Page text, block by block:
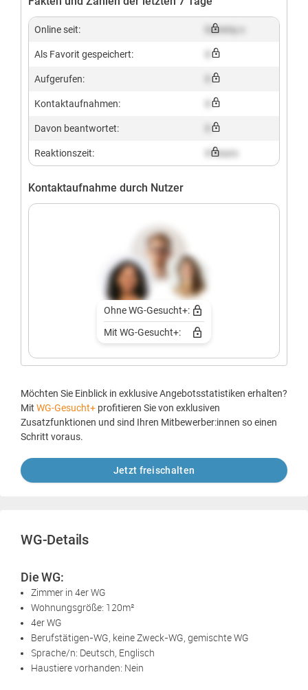
Online seit: Dummy x
Als Favorit gespeichert:
Aufgerufen:
Kontaktaufnahmen:
Davon beantwortet:
Reaktionszeit: X hours
Kontaktaufnahme durch Nutzer
Ohne WG-Gesucht+:
Mit WG-Gesucht+:
Möchten Sie Einblick in exklusive Angebotsstatistiken erhalten?
Mit WG-Gesucht+ profitieren Sie von exklusiven
Zusatzfunktionen und sind Ihren Mitbewerber:innen so einen
Schritt voraus.
Jetzt freischalten
WG-Details
Die WG:
Zimmer in 4er WG
Wohnungsgröße: 120m²
4er WG
Berufstätigen-WG, keine Zweck-WG, gemischte WG
Sprache/n: Deutsch, Englisch
Haustiere vorhanden: Nein